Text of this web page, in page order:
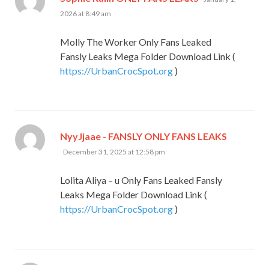
2026 at 8:49 am
Molly The Worker Only Fans Leaked
Fansly Leaks Mega Folder Download Link (
https://UrbanCrocSpot.org )
NyyJjaae - FANSLY ONLY FANS LEAKS
December 31, 2025 at 12:58 pm
Lolita Aliya – u Only Fans Leaked Fansly
Leaks Mega Folder Download Link (
https://UrbanCrocSpot.org )